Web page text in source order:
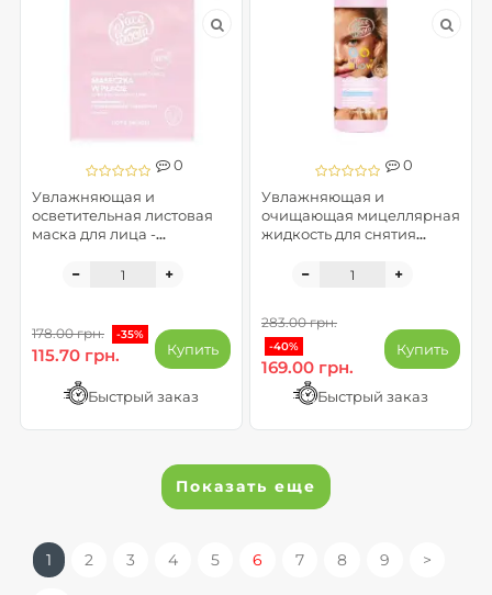
0
Увлажняющая и
осветительная листовая
маска для лица -
03.2026)
178.00 грн. -35%
115.70 грн. Купить
Быстрый заказ
0
Увлажняющая и
очищающая мицеллярная
жидкость для снятия
283.00 грн.
-40%
169.00 грн.
Купить
Быстрый заказ
Показать еще
1 2 3 4 5 6 7 8 9 >